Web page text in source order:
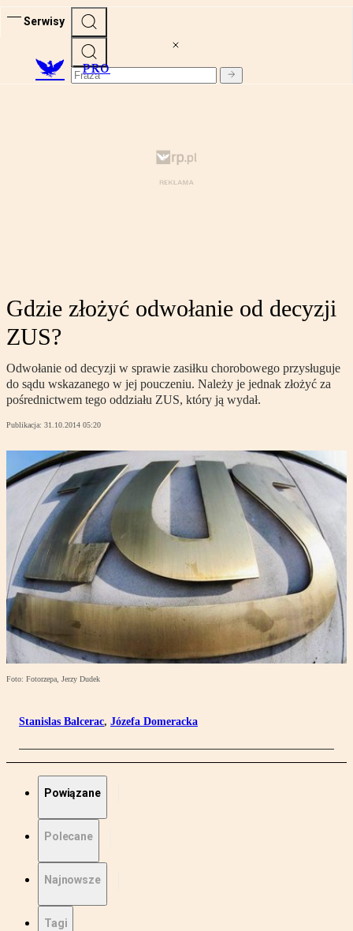
Serwisy
PRO
Gdzie złożyć odwołanie od decyzji
ZUS?
Odwołanie od decyzji w sprawie zasiłku chorobowego przysługuje
do sądu wskazanego w jej pouczeniu. Należy je jednak złożyć za
pośrednictwem tego oddziału ZUS, który ją wydał.
Publikacja: 31.10.2014 05:20
Foto: Fotorzepa, Jerzy Dudek
Stanislas Balcerac, Józefa Domeracka
Powiązane
Polecane
Najnowsze
Tagi